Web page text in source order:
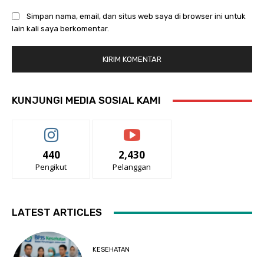
Simpan nama, email, dan situs web saya di browser ini untuk
lain kali saya berkomentar.
KUNJUNGI MEDIA SOSIAL KAMI
440
Pengikut
2,430
Pelanggan
LATEST ARTICLES
KESEHATAN